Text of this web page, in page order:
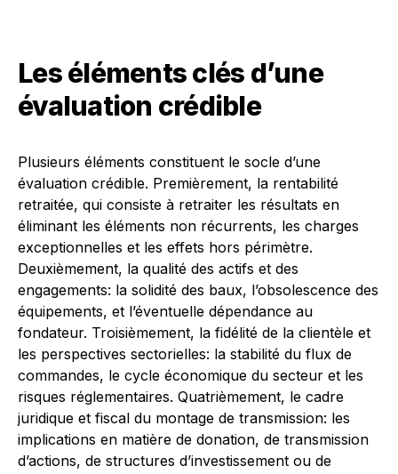
Les éléments clés d’une
évaluation crédible
Plusieurs éléments constituent le socle d’une
évaluation crédible. Premièrement, la rentabilité
retraitée, qui consiste à retraiter les résultats en
éliminant les éléments non récurrents, les charges
exceptionnelles et les effets hors périmètre.
Deuxièmement, la qualité des actifs et des
engagements: la solidité des baux, l’obsolescence des
équipements, et l’éventuelle dépendance au
fondateur. Troisièmement, la fidélité de la clientèle et
les perspectives sectorielles: la stabilité du flux de
commandes, le cycle économique du secteur et les
risques réglementaires. Quatrièmement, le cadre
juridique et fiscal du montage de transmission: les
implications en matière de donation, de transmission
d’actions, de structures d’investissement ou de